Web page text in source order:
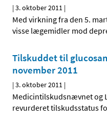
|3. oktober 2011 |
Med virkning fra den 5.
visse lægemidler mod
Tilskuddet til
november 2011
|3. oktober 2011 |
Medicintilskudsnævnet og
revurderet tilskudsstatus